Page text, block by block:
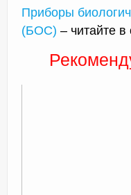
Приборы
(БОС) – читайте